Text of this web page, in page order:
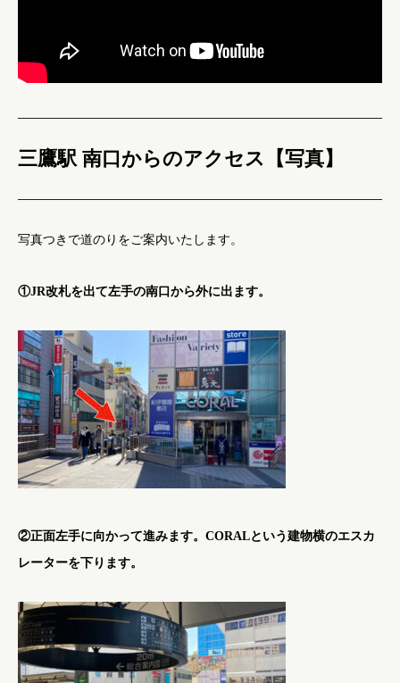
三鷹駅 南口からのアクセス【写真】
写真つきで道のりをご案内いたします。
①JR改札を出て左手の南口から外に出ます。
②正面左手に向かって進みます。CORALという建物横のエスカ
レーターを下ります。